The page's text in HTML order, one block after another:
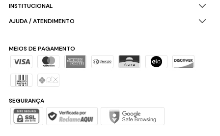
INSTITUCIONAL
AJUDA / ATENDIMENTO
MEIOS DE PAGAMENTO
SEGURANÇA